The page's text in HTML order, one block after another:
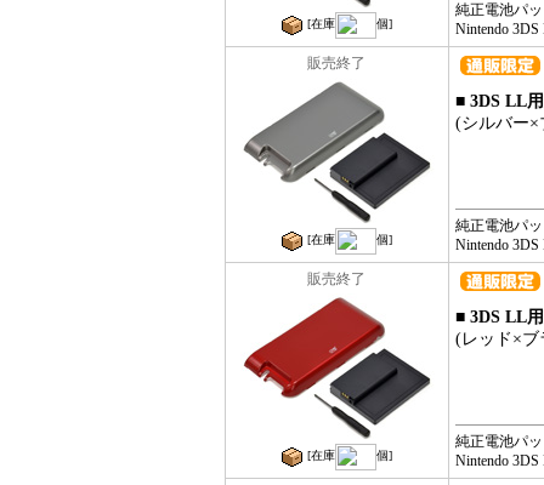
[在庫 個]
純正電池パ
Nintendo
販売終了
[在庫 個]
■ 3DS LL
(シルバー×
純正電池パ
Nintendo
販売終了
[在庫 個]
■ 3DS LL
(レッド×ブ
純正電池パ
Nintendo